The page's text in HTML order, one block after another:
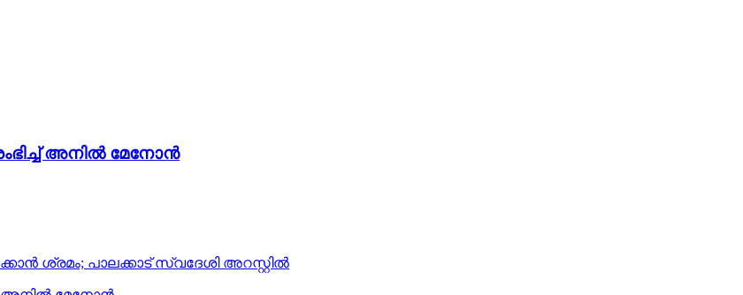
അനില്‍ മേനോന്‍
ശ്രമം; പാലക്കാട് സ്വദേശി അറസ്റ്റില്‍